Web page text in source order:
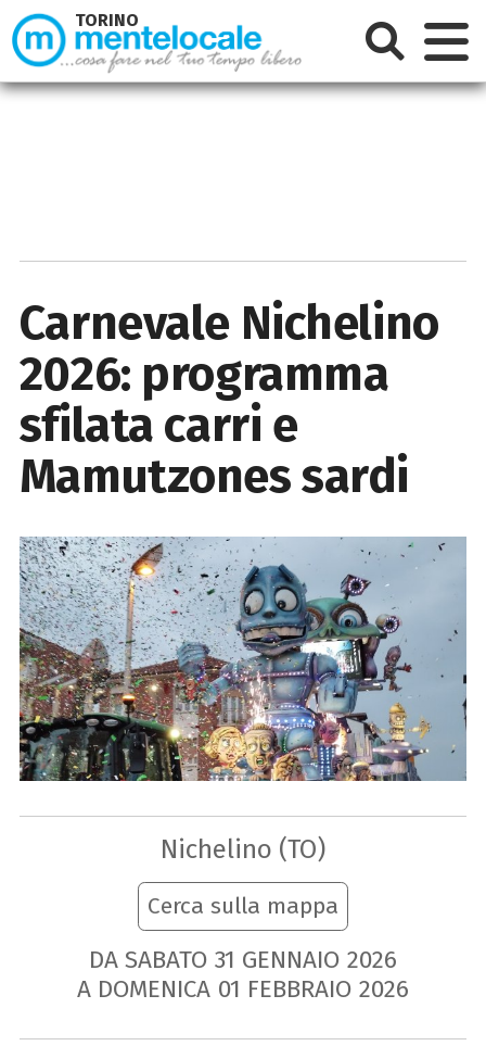
Carnevale Nichelino
2026: programma
sfilata carri e
Mamutzones sardi
Nichelino (TO)
Cerca sulla mappa
DA SABATO 31 GENNAIO 2026
A DOMENICA 01 FEBBRAIO 2026
TORINO